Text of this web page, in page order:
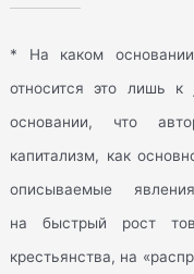
* На каком
относится это лишь к
основании, что
капитализм, как
описываемые
на быстрый рост
крестьянства, на